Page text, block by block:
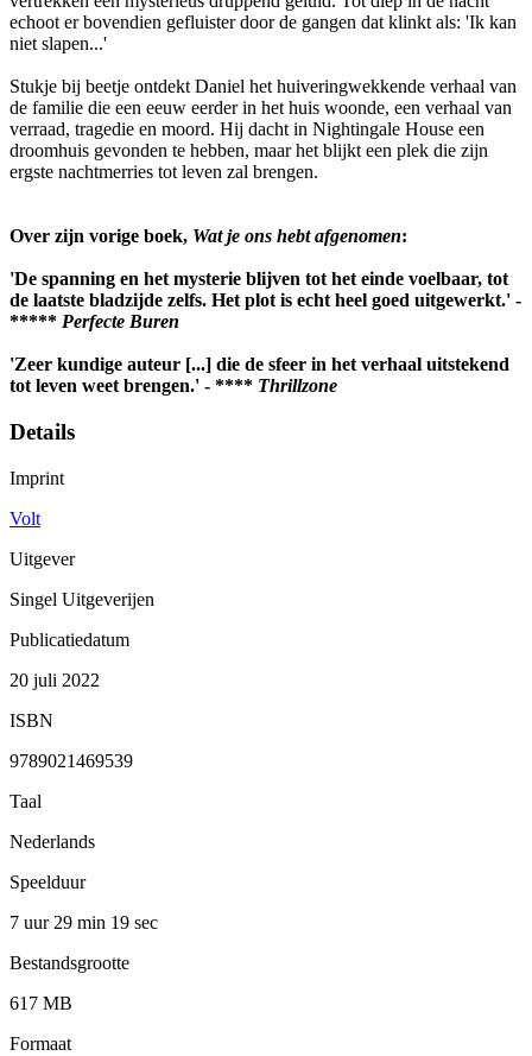
echoot er bovendien gefluister door de gangen dat klinkt als: 'Ik kan
niet slapen...'
Stukje bij beetje ontdekt Daniel het huiveringwekkende verhaal van
de familie die een eeuw eerder in het huis woonde, een verhaal van
verraad, tragedie en moord. Hij dacht in Nightingale House een
droomhuis gevonden te hebben, maar het blijkt een plek die zijn
ergste nachtmerries tot leven zal brengen.
Over zijn vorige boek, Wat je ons hebt afgenomen:
'De spanning en het mysterie blijven tot het einde voelbaar, tot
de laatste bladzijde zelfs. Het plot is echt heel goed uitgewerkt.' -
***** Perfecte Buren
'Zeer kundige auteur [...] die de sfeer in het verhaal uitstekend
tot leven weet brengen.' - **** Thrillzone
Details
Imprint
Volt
Uitgever
Singel Uitgeverijen
Publicatiedatum
20 juli 2022
ISBN
9789021469539
Taal
Nederlands
Speelduur
7 uur 29 min 19 sec
Bestandsgrootte
617 MB
Formaat